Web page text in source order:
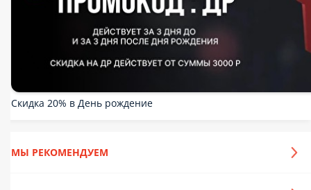
Скидка 20% в День рождение
МЫ РЕКОМЕНДУЕМ